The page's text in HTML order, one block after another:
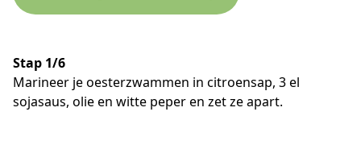
Stap 1/6
Marineer je oesterzwammen in citroensap, 3 el
sojasaus, olie en witte peper en zet ze apart.